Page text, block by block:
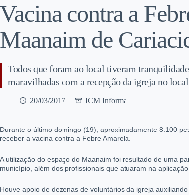
Vacina contra a
Maanaim de
Todos que foram ao local tiveram
maravilhadas com a recepção da igreja no local
20/03/2017 ICM Informa
Durante o último domingo (19), aproximadamente 8.100
receber a vacina contra a Febre Amarela.
A utilização do espaço do Maanaim foi resultado de uma
município, além dos profissionais que atuaram na aplicação
Houve apoio de dezenas de voluntários da igreja